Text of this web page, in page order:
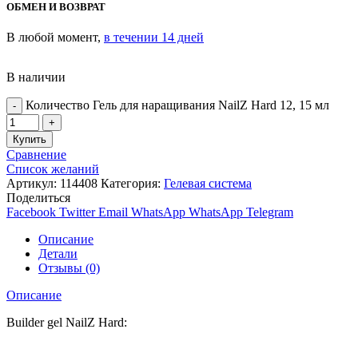
ОБМЕН И ВОЗВРАТ
В любой момент, в течении 14 дней
В наличии
Количество Гель для наращивания NailZ Hard 12, 15 мл
Купить
Сравнение
Список желаний
Артикул: 114408 Категория: Гелевая система
Поделиться
Facebook Twitter Email WhatsApp WhatsApp Telegram
Описание
Детали
Отзывы (0)
Описание
Builder gel NailZ Hard: